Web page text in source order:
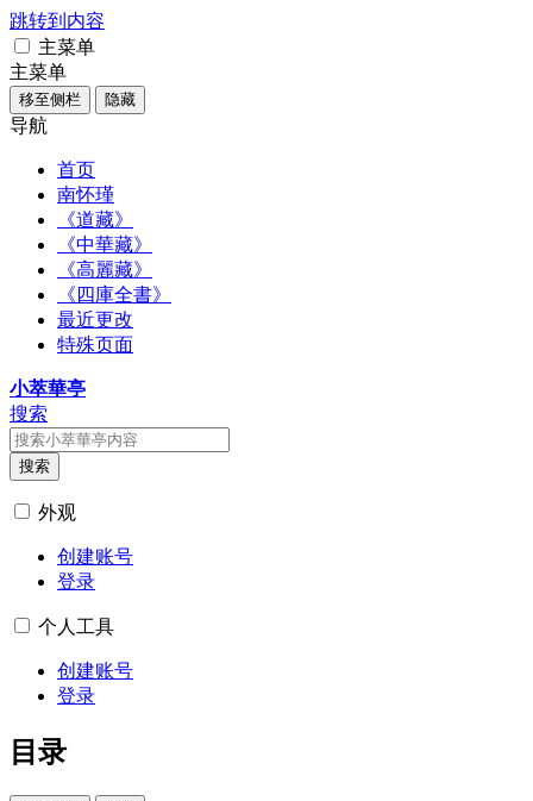
跳转到内容
主菜单
主菜单
移至侧栏 隐藏
导航
首页
南怀瑾
《道藏》
《中華藏》
《高麗藏》
《四庫全書》
最近更改
特殊页面
小萃華亭
搜索
搜索
外观
创建账号
登录
个人工具
创建账号
登录
目录